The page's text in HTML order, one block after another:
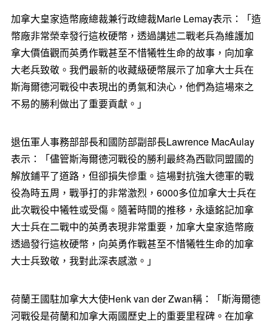
加拿大皇家造幣廠總裁兼行政總裁Marie Lemay表示：「造
幣廠非常榮幸發行這枚硬幣，透過講述二戰老兵為維護加
拿大價值觀而英勇作戰甚至不惜犧牲生命的故事，向加拿
大老兵致敬。我們最新的收藏級硬幣展示了加拿大士兵在
斯海爾德河戰役中表現出的勇氣和決心，他們為這場來之
不易的勝利做出了重要貢獻。」
退伍軍人事務部部長和國防部副部長Lawrence MacAulay
表示：「儘管斯海爾德河戰役的勝利最終為西歐同盟國的
解放鋪平了道路，但卻損失慘重。這場對抗強大德軍的戰
役為時五周，戰爭打的非常激烈，6000多位加拿大士兵在
此次戰役中犧牲或受傷。隨著時間的推移，永遠銘記加拿
大士兵在二戰中的英勇表現非常重要，加拿大皇家造幣廠
透過發行這枚硬幣，向英勇作戰甚至不惜犧牲生命的加拿
大士兵致敬，我對此深表感激。」
荷蘭王國駐加拿大大使Henk van der Zwan稱：「斯海爾德
河戰役是荷蘭和加拿大兩國歷史上的重要里程碑。在加拿